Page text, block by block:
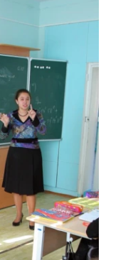
available